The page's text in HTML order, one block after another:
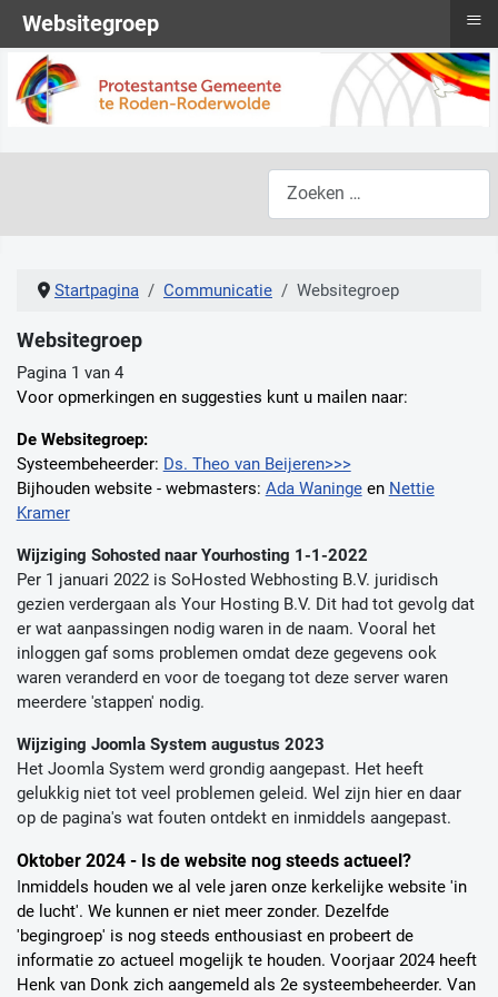
Startpagina Communicatie Websitegroep
Websitegroep
Pagina 1 van 4
Voor opmerkingen en suggesties kunt u mailen naar:
De Websitegroep:
Systeembeheerder: Ds. Theo van Beijeren>>>
Bijhouden website - webmasters: Ada Waningeen Nettie
Kramer
Wijziging Sohosted naar Yourhosting 1-1-2022
Per 1 januari 2022 is SoHosted Webhosting B.V. juridisch
gezien verdergaan als Your Hosting B.V. Dit had tot gevolg dat
er wat aanpassingen nodig waren in de naam. Vooral het
inloggen gaf soms problemen omdat deze gegevens ook
waren veranderd en voor de toegang tot deze server waren
meerdere 'stappen' nodig.
Wijziging Joomla System augustus 2023
Het Joomla System werd grondig aangepast. Het heeft
gelukkig niet tot veel problemen geleid. Wel zijn hier en daar
op de pagina's wat fouten ontdekt en inmiddels aangepast.
Oktober 2024 - Is de website nog steeds actueel?
Inmiddels houden we al vele jaren onze kerkelijke website 'in
de lucht'. We kunnen er niet meer zonder. Dezelfde
'begingroep' is nog steeds enthousiast en probeert de
informatie zo actueel mogelijk te houden. Voorjaar 2024 heeft
Henk van Donk zich aangemeld als 2e systeembeheerder. Van
Websitegroep ≡